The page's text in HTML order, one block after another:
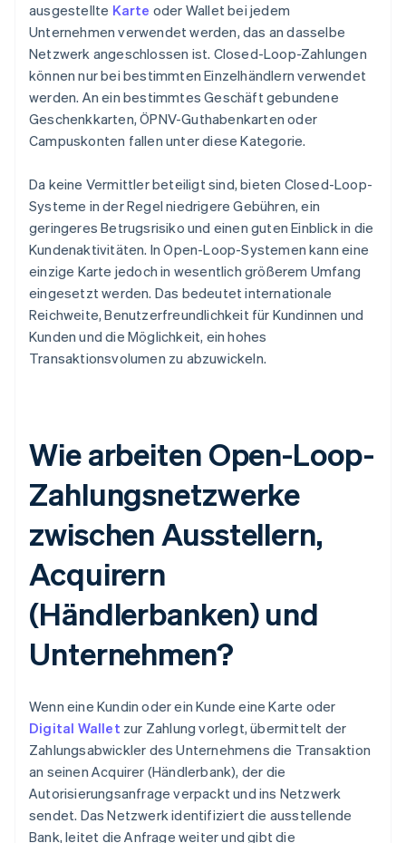
ausgestellte Karte oder Wallet bei jedem
Unternehmen verwendet werden, das an dasselbe
Netzwerk angeschlossen ist. Closed-Loop-Zahlungen
können nur bei bestimmten Einzelhändlern verwendet
werden. An ein bestimmtes Geschäft gebundene
Geschenkkarten, ÖPNV-Guthabenkarten oder
Campuskonten fallen unter diese Kategorie.
Da keine Vermittler beteiligt sind, bieten Closed-Loop-
Systeme in der Regel niedrigere Gebühren, ein
geringeres Betrugsrisiko und einen guten Einblick in die
Kundenaktivitäten. In Open-Loop-Systemen kann eine
einzige Karte jedoch in wesentlich größerem Umfang
eingesetzt werden. Das bedeutet internationale
Reichweite, Benutzerfreundlichkeit für Kundinnen und
Kunden und die Möglichkeit, ein hohes
Transaktionsvolumen zu abzuwickeln.
Wie arbeiten Open-Loop-
Zahlungsnetzwerke
zwischen Ausstellern,
Acquirern
(Händlerbanken) und
Unternehmen?
Wenn eine Kundin oder ein Kunde eine Karte oder
Digital Wallet zur Zahlung vorlegt, übermittelt der
Zahlungsabwickler des Unternehmens die Transaktion
an seinen Acquirer (Händlerbank), der die
Autorisierungsanfrage verpackt und ins Netzwerk
sendet. Das Netzwerk identifiziert die ausstellende
Bank, leitet die Anfrage weiter und gibt die